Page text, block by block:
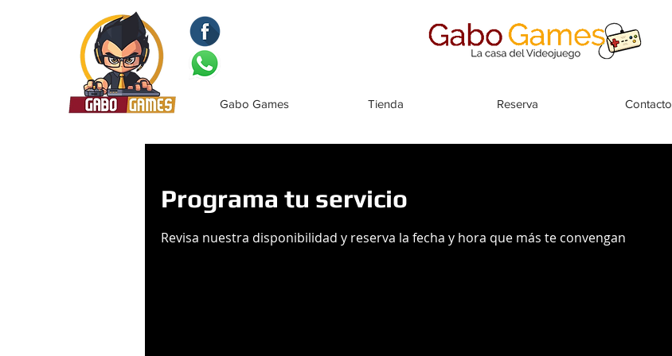
Gabo Games Tienda Reserva Contacto
Programa tu servicio
Revisa nuestra disponibilidad y reserva la fecha y hora que más te convengan